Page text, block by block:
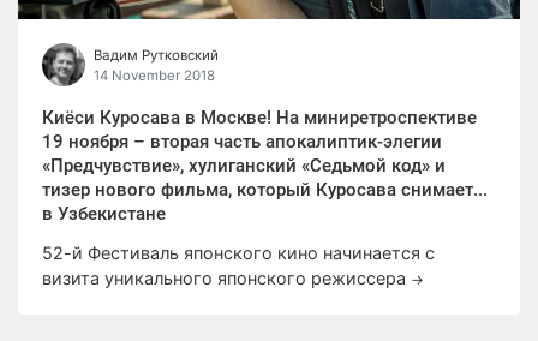
Вадим Рутковский
14 November 2018
Киёси Куросава в Москве! На миниретроспективе
19 ноября – вторая часть апокалиптик-элегии
«Предчувствие», хулиганский «Седьмой код» и
тизер нового фильма, который Куросава снимает...
в Узбекистане
52-й Фестиваль японского кино начинается с
визита уникального японского режиссера →